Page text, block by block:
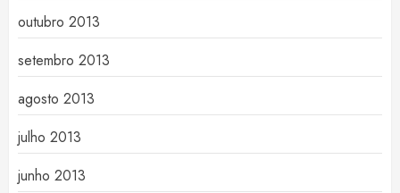
outubro 2013
setembro 2013
agosto 2013
julho 2013
junho 2013